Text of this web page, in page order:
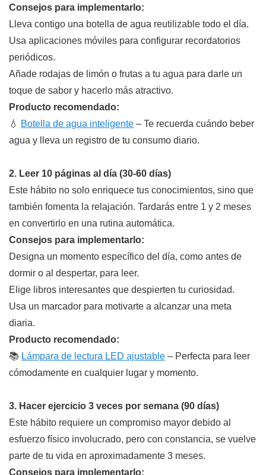
Consejos para implementarlo:
Lleva contigo una botella de agua reutilizable todo el día.
Usa aplicaciones móviles para configurar recordatorios
periódicos.
Añade rodajas de limón o frutas a tu agua para darle un
toque de sabor y hacerlo más atractivo.
Producto recomendado:
💧
Botella de agua inteligente – Te recuerda cuándo beber
agua y lleva un registro de tu consumo diario.
2. Leer 10 páginas al día (30-60 días)
Este hábito no solo enriquece tus conocimientos, sino que
también fomenta la relajación. Tardarás entre 1 y 2 meses
en convertirlo en una rutina automática.
Consejos para implementarlo:
Designa un momento específico del día, como antes de
dormir o al despertar, para leer.
Elige libros interesantes que despierten tu curiosidad.
Usa un marcador para motivarte a alcanzar una meta
diaria.
Producto recomendado:
📚 Lámpara de lectura LED ajustable – Perfecta para leer
cómodamente en cualquier lugar y momento.
3. Hacer ejercicio 3 veces por semana (90 días)
Este hábito requiere un compromiso mayor debido al
esfuerzo físico involucrado, pero con constancia, se vuelve
parte de tu vida en aproximadamente 3 meses.
Consejos para implementarlo: